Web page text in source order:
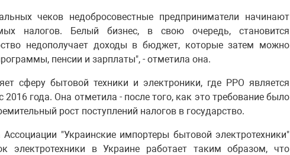
чеков недобросовестные предприниматели начинают
налогов. Белый бизнес, в свою очередь, становится
недополучает доходы в бюджет, которые затем можно
пенсии и зарплаты", - отметила она.
сферу бытовой техники и электроники, где РРО является
года. Она отметила - после того, как это требование было
рост поступлений налогов в государство.
"Украинские импортеры бытовой электротехники"
электротехники в Украине работает таким образом, что